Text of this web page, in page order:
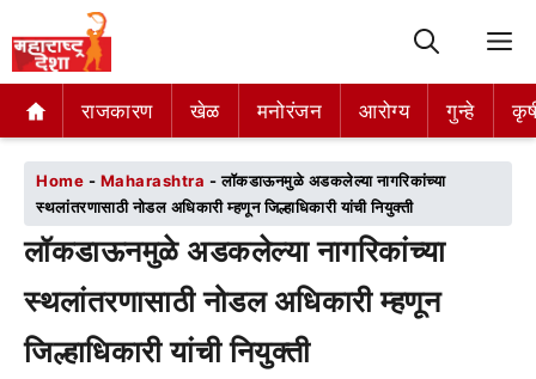
राजकारण खेळ मनोरंजन आरोग्य गुन्हे
राजकारण खेळ मनोरंजन आरोग्य गुन्हे
Home - Maharashtra -लॉकडाऊनमुळे अडकलेल्या नागरिकांच्या
स्थलांतरणासाठी नोडल अधिकारी म्हणून जिल्हाधिकारी यांची नियुक्ती
लॉकडाऊनमुळे अडकलेल्या नागरिकांच्या
स्थलांतरणासाठी नोडल अधिकारी म्हणून
जिल्हाधिकारी यांची नियुक्ती